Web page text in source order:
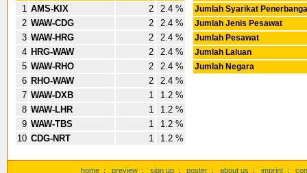
1 AMS-KIX 2
2.4 %
2 WAW-CDG 2
2.4 %
3 WAW-HRG 2
2.4 %
4 HRG-WAW 2
2.4 %
5 WAW-RHO 2
2.4 %
6 RHO-WAW 2
2.4 %
7 WAW-DXB 1
1.2 %
8 WAW-LHR 1
1.2 %
9 WAW-TBS 1
1.2 %
10 CDG-NRT 1 1.2 %
Jumlah Syarikat
Jumlah Jenis Pesawat
Jumlah Pesawat
Jumlah Laluan
Jumlah Negara
home : preview : sign up : poster : about us : imprint :